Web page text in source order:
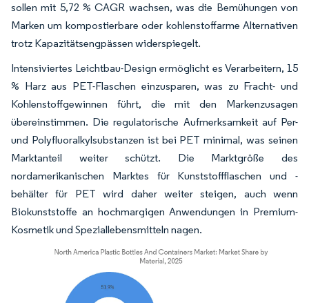
sollen mit 5,72 % CAGR wachsen, was die Bemühungen von
Marken um kompostierbare oder kohlenstoffarme Alternativen
trotz Kapazitätsengpässen widerspiegelt.
Intensiviertes Leichtbau-Design ermöglicht es Verarbeitern, 15
% Harz aus PET-Flaschen einzusparen, was zu Fracht- und
Kohlenstoffgewinnen führt, die mit den Markenzusagen
übereinstimmen. Die regulatorische Aufmerksamkeit auf Per-
und Polyfluoralkylsubstanzen ist bei PET minimal, was seinen
Marktanteil weiter schützt. Die Marktgröße des
nordamerikanischen Marktes für Kunststoffflaschen und -
behälter für PET wird daher weiter steigen, auch wenn
Biokunststoffe an hochmargigen Anwendungen in Premium-
Kosmetik und Speziallebensmitteln nagen.